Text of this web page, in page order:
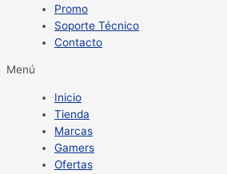
Promo
Soporte Técnico
Contacto
Menú
Inicio
Tienda
Marcas
Gamers
Ofertas